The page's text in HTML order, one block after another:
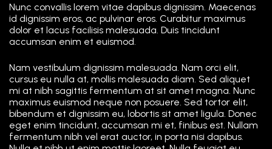
Nunc convallis lorem vitae dapibus dignissim. Maecenas
id dignissim eros, ac pulvinar eros. Curabitur maximus
dolor et lacus facilisis malesuada. Duis tincidunt
accumsan enim et euismod.
Nam vestibulum dignissim malesuada. Nam orci elit,
cursus eu nulla at, mollis malesuada diam. Sed aliquet
mi at nibh sagittis fermentum at sit amet magna. Nunc
maximus euismod neque non posuere. Sed tortor elit,
bibendum et dignissim eu, lobortis sit amet ligula. Donec
eget enim tincidunt, accumsan mi et, finibus est. Nullam
fermentum nibh vel erat auctor, in porta nisi dapibus.